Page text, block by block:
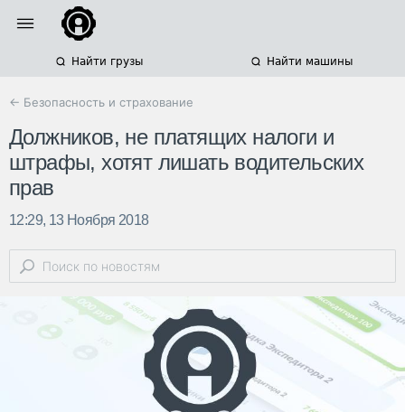
Найти грузы Найти машины
← Безопасность и страхование
Должников, не платящих налоги и
штрафы, хотят лишать водительских
прав
12:29, 13 Ноября 2018